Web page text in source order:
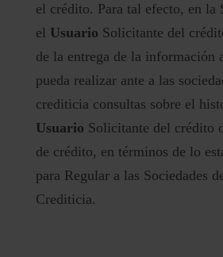
el crédito. Para tal efecto, en la
el Usuario Solicitante del
de la entrega de la información
pueda realizar ante a las
crediticia consultas sobre el
Usuario Solicitante del crédito
de crédito, en términos de lo
para Regular a las Sociedades
Crediticia.